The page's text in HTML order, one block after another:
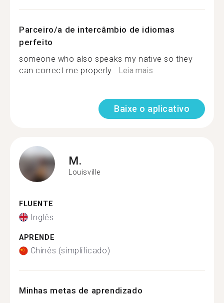
Parceiro/a de intercâmbio de idiomas
perfeito
someone who also speaks my native so they
can correct me properly...Leia mais
Baixe o aplicativo
M.
Louisville
FLUENTE
Inglês
APRENDE
Chinês (simplificado)
Minhas metas de aprendizado